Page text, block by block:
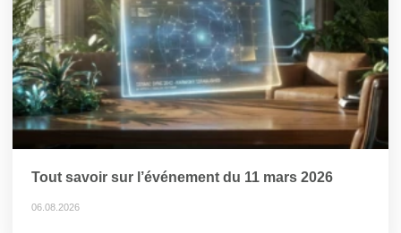
Tout savoir sur l’événement du 11 mars 2026
06.08.2026